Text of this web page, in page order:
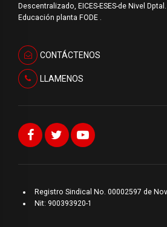
Descentralizado, EICES-ESES-de Nivel
Educación planta FODE .
CONTÁCTENOS
LLAMENOS
Registro Sindical No. 00002597 de
Nit: 900393920-1